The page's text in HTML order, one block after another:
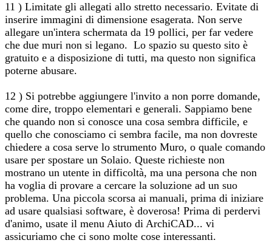
11 ) Limitate gli allegati allo stretto necessario. Evitate di
inserire immagini di dimensione esagerata. Non serve
allegare un'intera schermata da 19 pollici, per far vedere
che due muri non si legano. Lo spazio su questo sito è
gratuito e a disposizione di tutti, ma questo non significa
poterne abusare.
12 ) Si potrebbe aggiungere l'invito a non porre domande,
come dire, troppo elementari e generali. Sappiamo bene
che quando non si conosce una cosa sembra difficile, e
quello che conosciamo ci sembra facile, ma non dovreste
chiedere a cosa serve lo strumento Muro, o quale comando
usare per spostare un Solaio. Queste richieste non
mostrano un utente in difficoltà, ma una persona che non
ha voglia di provare a cercare la soluzione ad un suo
problema. Una piccola scorsa ai manuali, prima di iniziare
ad usare qualsiasi software, è doverosa! Prima di perdervi
d'animo, usate il menu Aiuto di ArchiCAD... vi
assicuriamo che ci sono molte cose interessanti.